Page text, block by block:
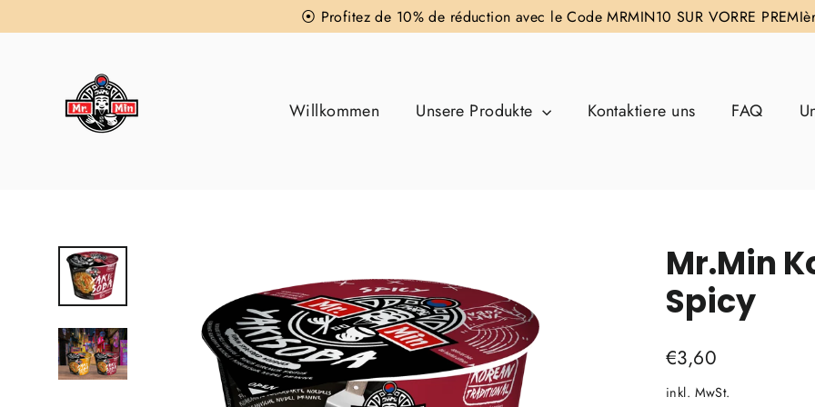
zum
⦿ Profitez de 10% de réduction avec le Code MRMIN10 SUR VORRE
Willkommen Unsere Produkte Kontaktiere uns FAQ
Mr.Min
Spicy
Normaler
€3,60
inkl. MwSt.